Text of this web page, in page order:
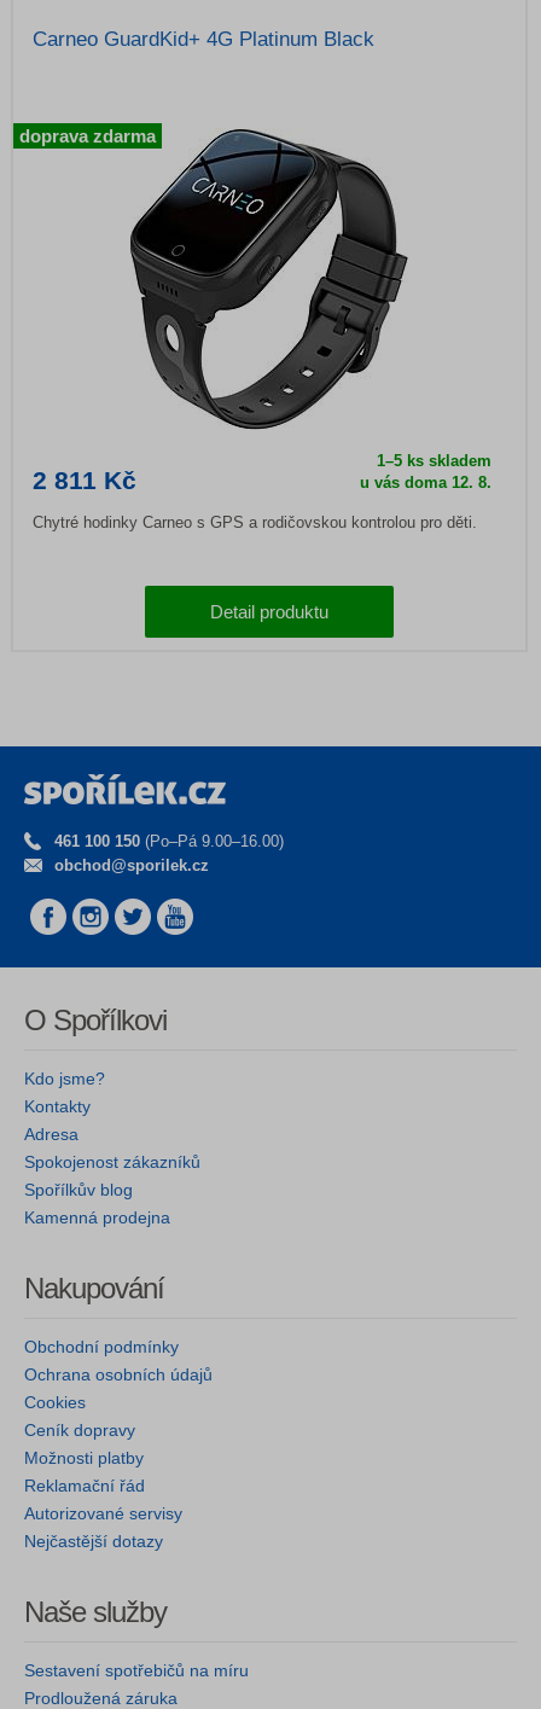
Carneo GuardKid+ 4G Platinum Black
2 811 Kč
1–5 ks skladem
u vás doma12. 8.
Chytré hodinky Carneo s GPS a rodičovskou kontrolou pro děti.
Detail produktu
doprava zdarma
461 100 150 (Po–Pá 9.00–16.00)
obchod@sporilek.cz
O Spořílkovi
Kdo jsme?
Kontakty
Adresa
Spokojenost zákazníků
Spořílkův blog
Kamenná prodejna
Nakupování
Obchodní podmínky
Ochrana osobních údajů
Cookies
Ceník dopravy
Možnosti platby
Reklamační řád
Autorizované servisy
Nejčastější dotazy
Naše služby
Sestavení spotřebičů na míru
Prodloužená záruka